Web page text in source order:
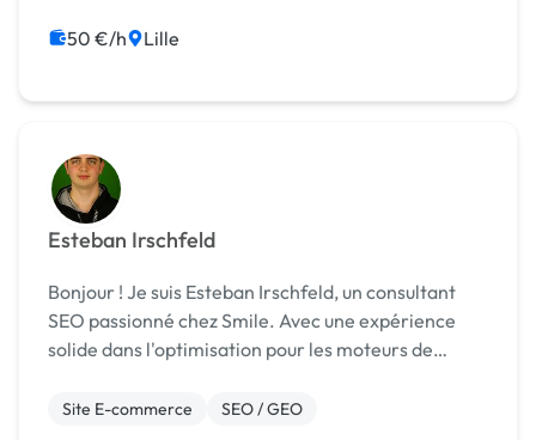
50 €/h Lille
Esteban Irschfeld
Bonjour ! Je suis Esteban Irschfeld, un consultant
SEO passionné chez Smile. Avec une expérience
solide dans l'optimisation pour les moteurs de
entreprises de renom telles que Brico-Dépôt, où ...
Site E-commerce SEO / GEO